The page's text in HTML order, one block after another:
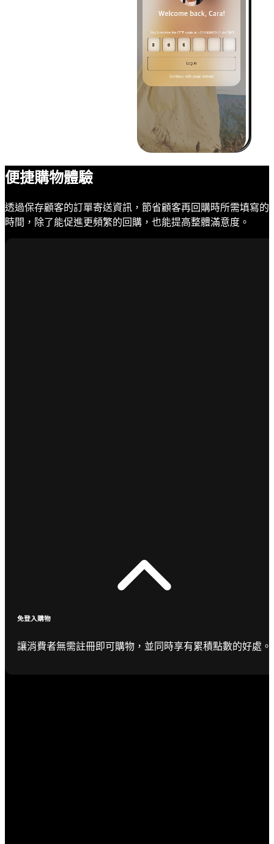
便捷購物體驗
透過保存顧客的訂單寄送資訊，節省顧客再回購時所需填寫的
時間，除了能促進更頻繁的回購，也能提高整體滿意度。
免登入購物
讓消費者無需註冊即可購物，並同時享有累積點數的好處。